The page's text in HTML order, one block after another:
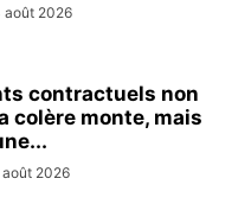
août 2026
contractuels non
colère monte, mais
août 2026